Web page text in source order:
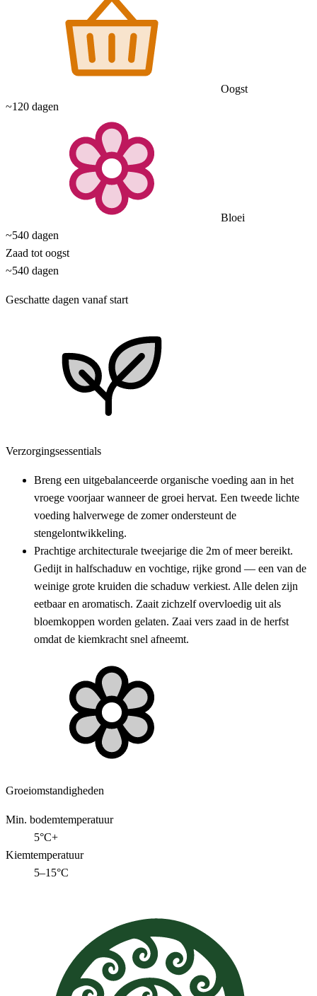
Oogst
~120 dagen
Bloei
~540 dagen
Zaad tot oogst
~540 dagen
Geschatte dagen vanaf start
Verzorgingsessentials
Breng een uitgebalanceerde organische voeding aan in het
vroege voorjaar wanneer de groei hervat. Een tweede lichte
voeding halverwege de zomer ondersteunt de
stengelontwikkeling.
Prachtige architecturale tweejarige die 2m of meer bereikt.
Gedijt in halfschaduw en vochtige, rijke grond — een van de
weinige grote kruiden die schaduw verkiest. Alle delen zijn
eetbaar en aromatisch. Zaait zichzelf overvloedig uit als
bloemkoppen worden gelaten. Zaai vers zaad in de herfst
omdat de kiemkracht snel afneemt.
Groeiomstandigheden
Min. bodemtemperatuur
5°C+
Kiemtemperatuur
5–15°C